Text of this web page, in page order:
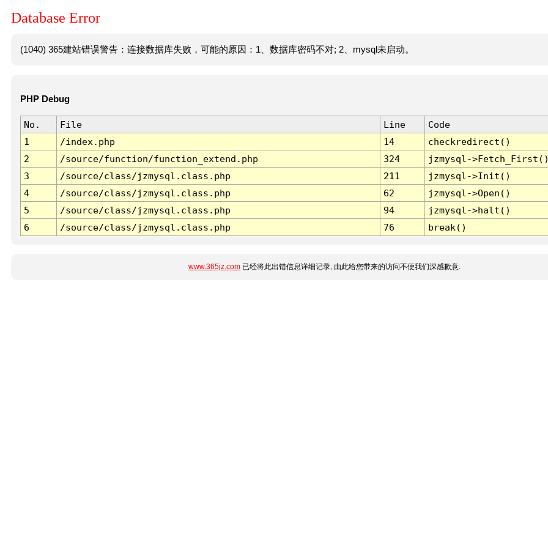
Database Error
(1040) 365建站错误警告：连接数据库失败，可能的原因：1、数据库密码不对; 2、mysql未启动。
PHP Debug
No. File Line
Code
1
/index.php 14
checkredirect()
2
/source/function/function_extend.php 324
jzmysql-
3
/source/class/jzmysql.class.php 211
jzmysql->Init()
4
/source/class/jzmysql.class.php 62
jzmysql->Open()
5
/source/class/jzmysql.class.php 94
jzmysql->halt()
6
/source/class/jzmysql.class.php 76 break()
www.365jz.com已经将此出错信息详细记录, 由此给您带来的访问不便我们深感歉意.